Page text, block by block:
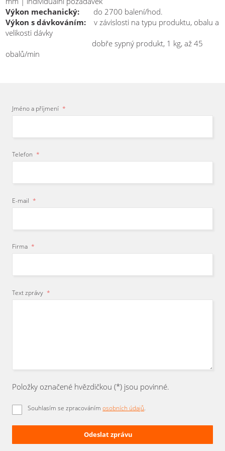
Výkon mechanický:
do 2700 balení/hod.
Výkon s dávkováním: v závislosti na typu produktu, obalu a
velikosti dávky
dobře sypný produkt, 1 kg, až 45
obalů/min
Jméno a příjmení *
Telefon *
E-mail *
Firma *
Text zprávy *
Položky označené hvězdičkou (*) jsou povinné.
Souhlasím se zpracovánímosobních údajů.
Odeslat zprávu